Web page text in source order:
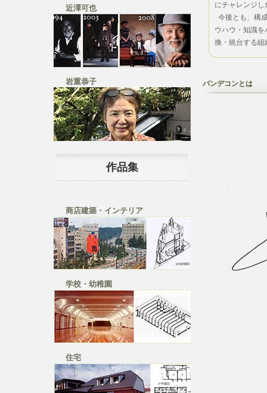
近澤可也
岩重恭子
作品集
商店建築・インテリア
学校・幼稚園
住宅
にチャレンジし
今後とも、構
ウハウ・知識
換・統台する組
パンデコンとは